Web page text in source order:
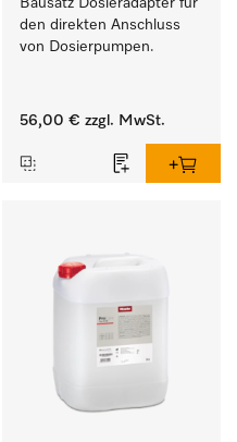
Bausatz Dosieradapter für
den direkten Anschluss
von Dosierpumpen.
56,00 € zzgl. MwSt.